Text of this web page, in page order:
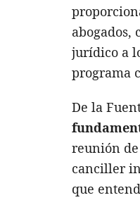
abogados,
jurídico a
programa
De la
reunión de
canciller
que